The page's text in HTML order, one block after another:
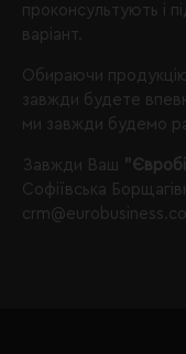
проконсультують і
варіант.
Обираючи
завжди будете
ми завжди будемо
Завжди Ваш
Софіївська